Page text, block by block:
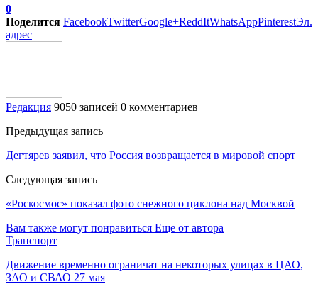
0
Поделится FacebookTwitterGoogle+ReddItWhatsAppPinterestЭл.
адрес
Редакция 9050 записей 0 комментариев
Предыдущая запись
Дегтярев заявил, что Россия возвращается в мировой спорт
Следующая запись
«Роскосмос» показал фото снежного циклона над Москвой
Вам также могут понравиться Еще от автора
Транспорт
Движение временно ограничат на некоторых улицах в ЦАО,
ЗАО и СВАО 27 мая